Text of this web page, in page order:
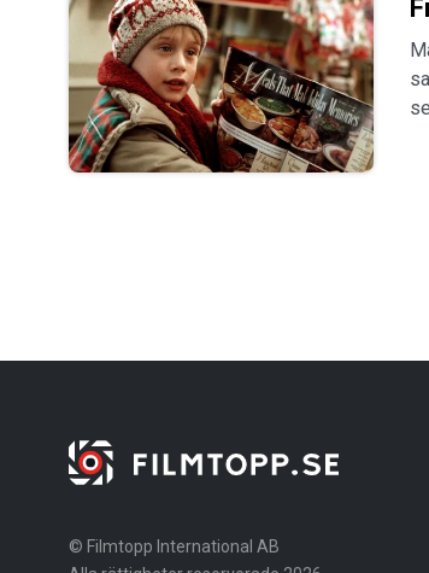
© Filmtopp International AB